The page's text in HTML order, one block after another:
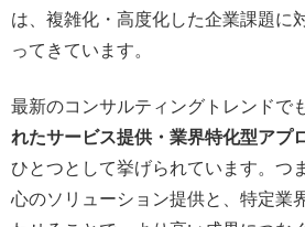
は、複雑化・高度化した企業課題に
ってきています。
最新のコンサルティングトレンドで
れたサービス提供・業界特化型アプ
ひとつとして挙げられています。つ
心のソリューション提供と、特定業